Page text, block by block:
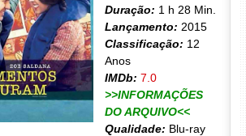
Duração: 1 h 28 Min.
Lançamento: 2015
Classificação: 12
Anos
IMDb: 7.0
>>INFORMAÇÕES
DO ARQUIVO<<
Qualidade: Blu-ray